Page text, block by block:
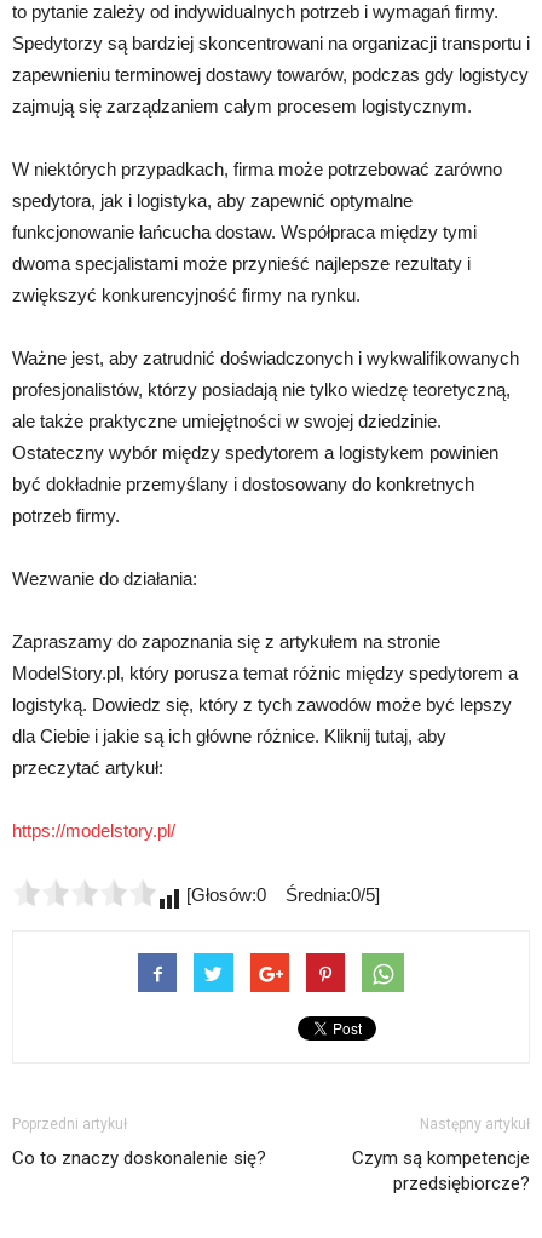
to pytanie zależy od indywidualnych potrzeb i wymagań firmy.
Spedytorzy są bardziej skoncentrowani na organizacji transportu i
zapewnieniu terminowej dostawy towarów, podczas gdy logistycy
zajmują się zarządzaniem całym procesem logistycznym.
W niektórych przypadkach, firma może potrzebować zarówno
spedytora, jak i logistyka, aby zapewnić optymalne
funkcjonowanie łańcucha dostaw. Współpraca między tymi
dwoma specjalistami może przynieść najlepsze rezultaty i
zwiększyć konkurencyjność firmy na rynku.
Ważne jest, aby zatrudnić doświadczonych i wykwalifikowanych
profesjonalistów, którzy posiadają nie tylko wiedzę teoretyczną,
ale także praktyczne umiejętności w swojej dziedzinie.
Ostateczny wybór między spedytorem a logistykem powinien
być dokładnie przemyślany i dostosowany do konkretnych
potrzeb firmy.
Wezwanie do działania:
Zapraszamy do zapoznania się z artykułem na stronie
ModelStory.pl, który porusza temat różnic między spedytorem a
logistyką. Dowiedz się, który z tych zawodów może być lepszy
dla Ciebie i jakie są ich główne różnice. Kliknij tutaj, aby
przeczytać artykuł:
https://modelstory.pl/
[Głosów:0 Średnia:0/5]
Poprzedni artykuł
Co to znaczy doskonalenie się?
Następny artykuł
Czym są kompetencje
przedsiębiorcze?